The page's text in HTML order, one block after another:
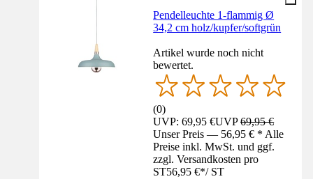
Pendelleuchte 1-flammig Ø
34,2 cm holz/kupfer/softgrün
Artikel wurde noch nicht
bewertet.
(0)
UVP: 69,95 €UVP69,95 €
Unser Preis — 56,95 € * Alle
Preise inkl. MwSt. und ggf.
zzgl. Versandkosten pro
ST56,95 €*/ ST